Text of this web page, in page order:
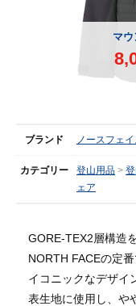
マ
ブランド ノースフェ
カテゴリー 登山用品
ェア
GORE-TEX2層構造
NORTH FACEの定
イコニックなデザイ
表生地に使用し、や